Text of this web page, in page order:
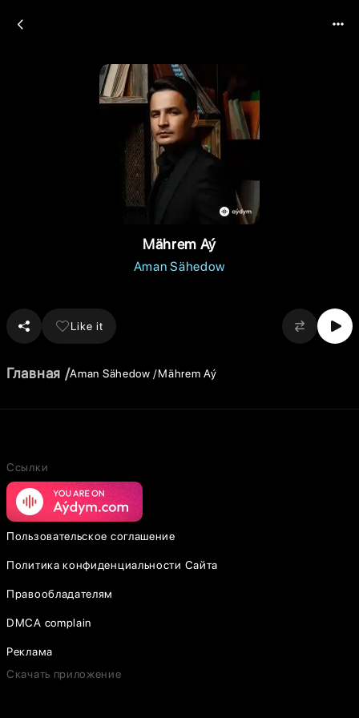
Mährem Aý
Aman Sähedow
Like it
Главная Aman Sähedow Mährem Aý
Ссылки
Пользовательское соглашение
Политика конфиденциальности Сайта
Правообладателям
DMCA complain
Реклама
Скачать приложение